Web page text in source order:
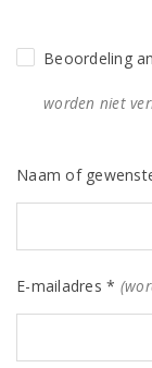
Beoordeling
worden niet
Naam of
E-mailadres *